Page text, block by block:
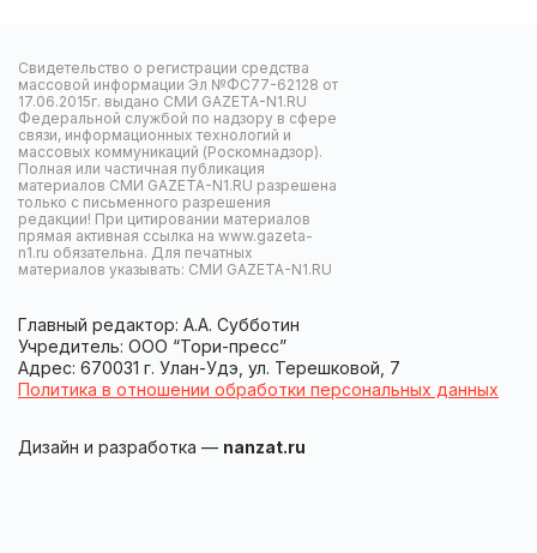
Свидетельство о регистрации средства
массовой информации Эл №ФС77-62128 от
17.06.2015г. выдано СМИ GAZETA-N1.RU
Федеральной службой по надзору в сфере
связи, информационных технологий и
массовых коммуникаций (Роскомнадзор).
Полная или частичная публикация
материалов СМИ GAZETA-N1.RU разрешена
только с письменного разрешения
редакции! При цитировании материалов
прямая активная ссылка на www.gazeta-
n1.ru обязательна. Для печатных
материалов указывать: СМИ GAZETA-N1.RU
Главный редактор: А.А. Субботин
Учредитель: ООО “Тори-пресс”
Адрес: 670031 г. Улан-Удэ, ул. Терешковой, 7
Политика в отношении обработки персональных данных
Дизайн и разработка — nanzat.ru